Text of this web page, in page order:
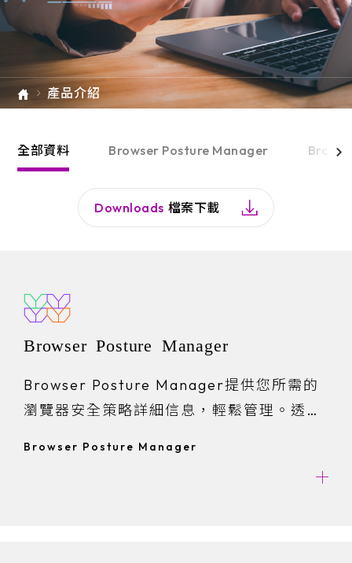
SSH Communications
Security
e-SOFT
產品介紹
全部資料 Browser Posture Manager
Downloads 檔案下載
Browser Posture Manager
Browser Posture Manager提供您所需的
瀏覽器安全策略詳細信息，輕鬆管理。透過
Browser Posture Manager